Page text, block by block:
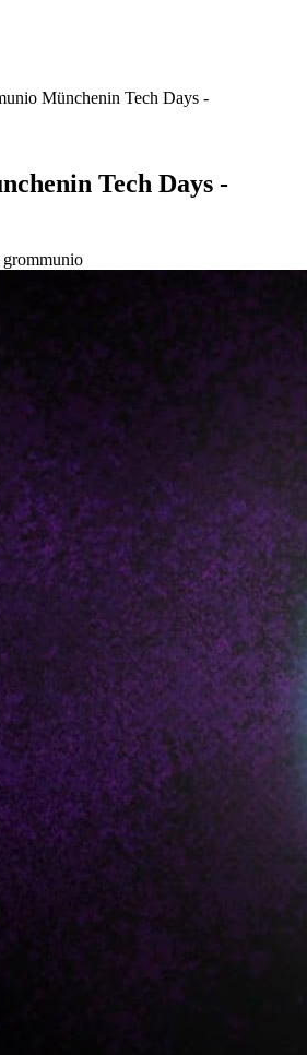
Münchenin Tech Days -
Tech Days -